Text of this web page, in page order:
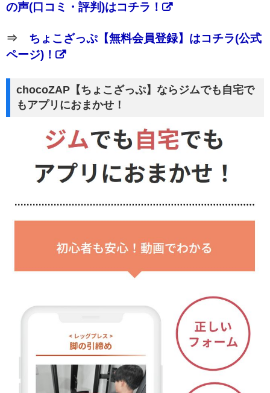
の声(口コミ・評判)はコチラ！
⇒ ちょこざっぷ【無料会員登録】はコチラ(公式
ページ)！
chocoZAP【ちょこざっぷ】ならジムでも自宅で
もアプリにおまかせ！